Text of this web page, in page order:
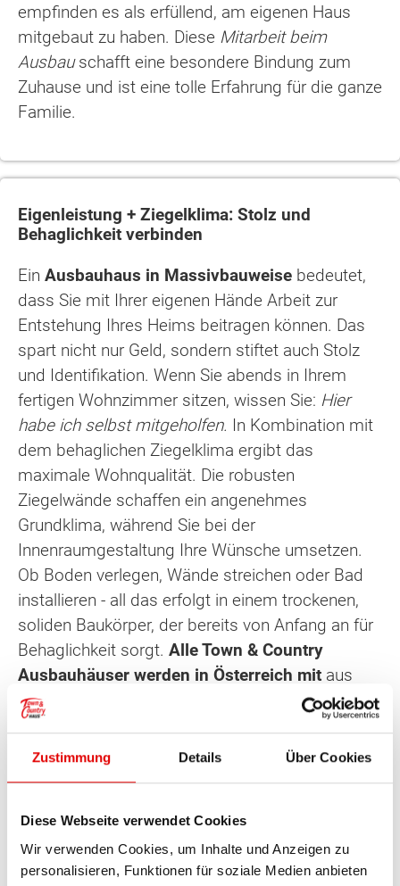
Zustimmung Details Über Cookies
Diese Webseite verwendet Cookies
Wir verwenden Cookies, um Inhalte und Anzeigen zu
personalisieren, Funktionen für soziale Medien anbieten
empfinden es als erfüllend, am eigenen Haus
mitgebaut zu haben. Diese Mitarbeit beim
Ausbauschafft eine besondere Bindung zum
Zuhause und ist eine tolle Erfahrung für die ganze
Familie.
Eigenleistung + Ziegelklima: Stolz und
Behaglichkeit verbinden
Ein Ausbauhaus in Massivbauweise bedeutet,
dass Sie mit Ihrer eigenen Hände Arbeit zur
Entstehung Ihres Heims beitragen können. Das
spart nicht nur Geld, sondern stiftet auch Stolz
und Identifikation. Wenn Sie abends in Ihrem
fertigen Wohnzimmer sitzen, wissen Sie: Hier
habe ich selbst mitgeholfen. In Kombination mit
dem behaglichen Ziegelklima ergibt das
maximale Wohnqualität. Die robusten
Ziegelwände schaffen ein angenehmes
Grundklima, während Sie bei der
Innenraumgestaltung Ihre Wünsche umsetzen.
Ob Boden verlegen, Wände streichen oder Bad
installieren - all das erfolgt in einem trockenen,
soliden Baukörper, der bereits von Anfang an für
Behaglichkeit sorgt. Alle Town & Country
Ausbauhäuser werden in Österreich mit aus
roten Ziegeln oder Ytong
, beides
natürliche Massivbaustoffe
das ganze Jahr
für ein gesundes, ausgeglichenes Raumklima
Kosten des Wohnklimas geht - im Gegenteil: Ihr
Eigenleistungs-Haus wird ein vollwertiges
Ziegelmassivhaus mit all den beschriebenen